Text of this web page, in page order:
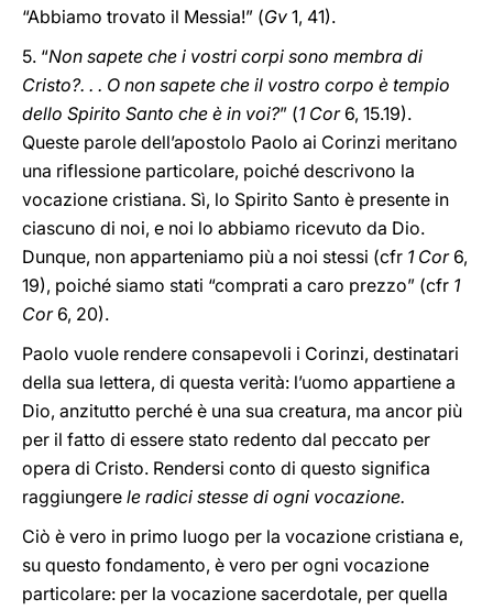
“Abbiamo trovato il Messia!” (Gv 1, 41).
5. “Non sapete che i vostri corpi sono membra di
Cristo?. . . O non sapete che il vostro corpo è tempio
dello Spirito Santo che è in voi?” (1 Cor6, 15.19).
Queste parole dell’apostolo Paolo ai Corinzi meritano
una riflessione particolare, poiché descrivono la
vocazione cristiana. Sì, lo Spirito Santo è presente in
ciascuno di noi, e noi lo abbiamo ricevuto da Dio.
Dunque, non apparteniamo più a noi stessi (cfr 1 Cor6,
19), poiché siamo stati “comprati a caro prezzo” (cfr 1
Cor 6, 20).
Paolo vuole rendere consapevoli i Corinzi, destinatari
della sua lettera, di questa verità: l’uomo appartiene a
Dio, anzitutto perché è una sua creatura, ma ancor più
per il fatto di essere stato redento dal peccato per
opera di Cristo. Rendersi conto di questo significa
raggiungere le radici stesse di ogni vocazione.
Ciò è vero in primo luogo per la vocazione cristiana e,
su questo fondamento, è vero per ogni vocazione
particolare: per la vocazione sacerdotale, per quella